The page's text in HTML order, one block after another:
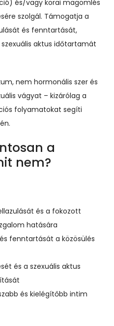
és/vagy korai magömlés
szolgál. Támogatja a
és fenntartását,
aktus időtartamát
nem hormonális szer és
vágyat – kizárólag a
folyamatokat segíti
a
nem?
és a fokozott
hatására
fenntartását a közösülés
és a szexuális aktus
és kielégítőbb intim